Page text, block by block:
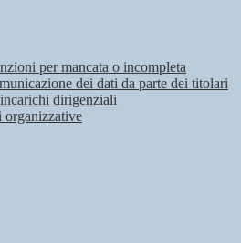
per mancata o incompleta
dei dati da parte dei titolari
dirigenziali
organizzative